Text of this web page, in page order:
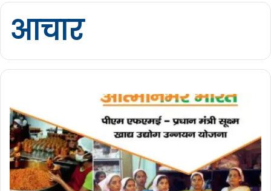
आचार